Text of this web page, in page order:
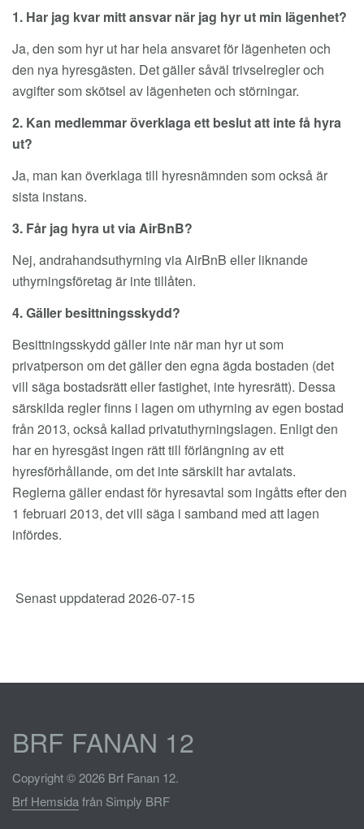
1. Har jag kvar mitt ansvar när jag hyr ut min lägenhet?
Ja, den som hyr ut har hela ansvaret för lägenheten och
den nya hyresgästen. Det gäller såväl trivselregler och
avgifter som skötsel av lägenheten och störningar.
2. Kan medlemmar överklaga ett beslut att inte få hyra
ut?
Ja, man kan överklaga till hyresnämnden som också är
sista instans.
3. Får jag hyra ut via AirBnB?
Nej, andrahandsuthyrning via AirBnB eller liknande
uthyrningsföretag är inte tillåten.
4. Gäller besittningsskydd?
Besittningsskydd gäller inte när man hyr ut som
privatperson om det gäller den egna ägda bostaden (det
vill säga bostadsrätt eller fastighet, inte hyresrätt). Dessa
särskilda regler finns i lagen om uthyrning av egen bostad
från 2013, också kallad privatuthyrningslagen. Enligt den
har en hyresgäst ingen rätt till förlängning av ett
hyresförhållande, om det inte särskilt har avtalats.
Reglerna gäller endast för hyresavtal som ingåtts efter den
1 februari 2013, det vill säga i samband med att lagen
infördes.
Senast uppdaterad 2026-07-15
BRF FANAN 12
Copyright © 2026 Brf Fanan 12.
Brf Hemsidafrån Simply BRF